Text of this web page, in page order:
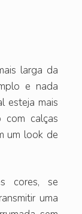
larga da
e nada
esteja mais
com calças
um look de
cores, se
uma